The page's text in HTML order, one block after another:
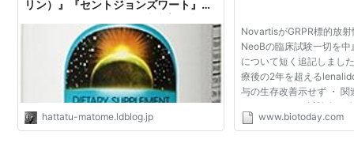
リン）』『セントジョンズワート』な
にくい人のまとめ
hattatu-matome.ldblog.jp
NovartisがGRPR標的放
NeoBの臨床試験一切を
について短く追記しまし
療後の2年を超える
与の生存改善示せず ・
しました。また試験名を
試験段階の咳止め薬
www.biotoday.com